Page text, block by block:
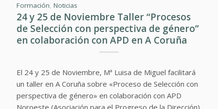
Formación Noticias
24 y 25 de Noviembre Taller “Procesos
de Selección con perspectiva de género”
en colaboración con APD en A Coruña
El 24 y 25 de Noviembre, Mª Luisa de Miguel facilitará
un taller en A Coruña sobre «Proceso de Selección con
perspectiva de género» en colaboración con APD